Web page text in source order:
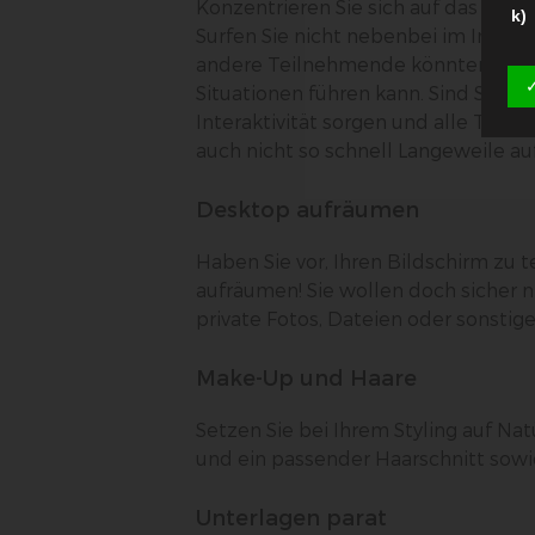
Konzentrieren Sie sich auf das
andere Teilnehmende könnten
Situationen führen kann. Sind Sie
k)